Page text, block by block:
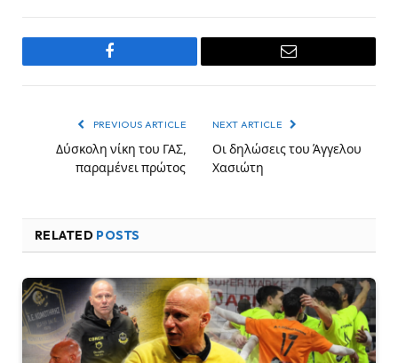
Facebook Email
PREVIOUS ARTICLE
Δύσκολη νίκη του ΓΑΣ,
παραμένει πρώτος
NEXT ARTICLE
Οι δηλώσεις του Άγγελου
Χασιώτη
RELATED POSTS